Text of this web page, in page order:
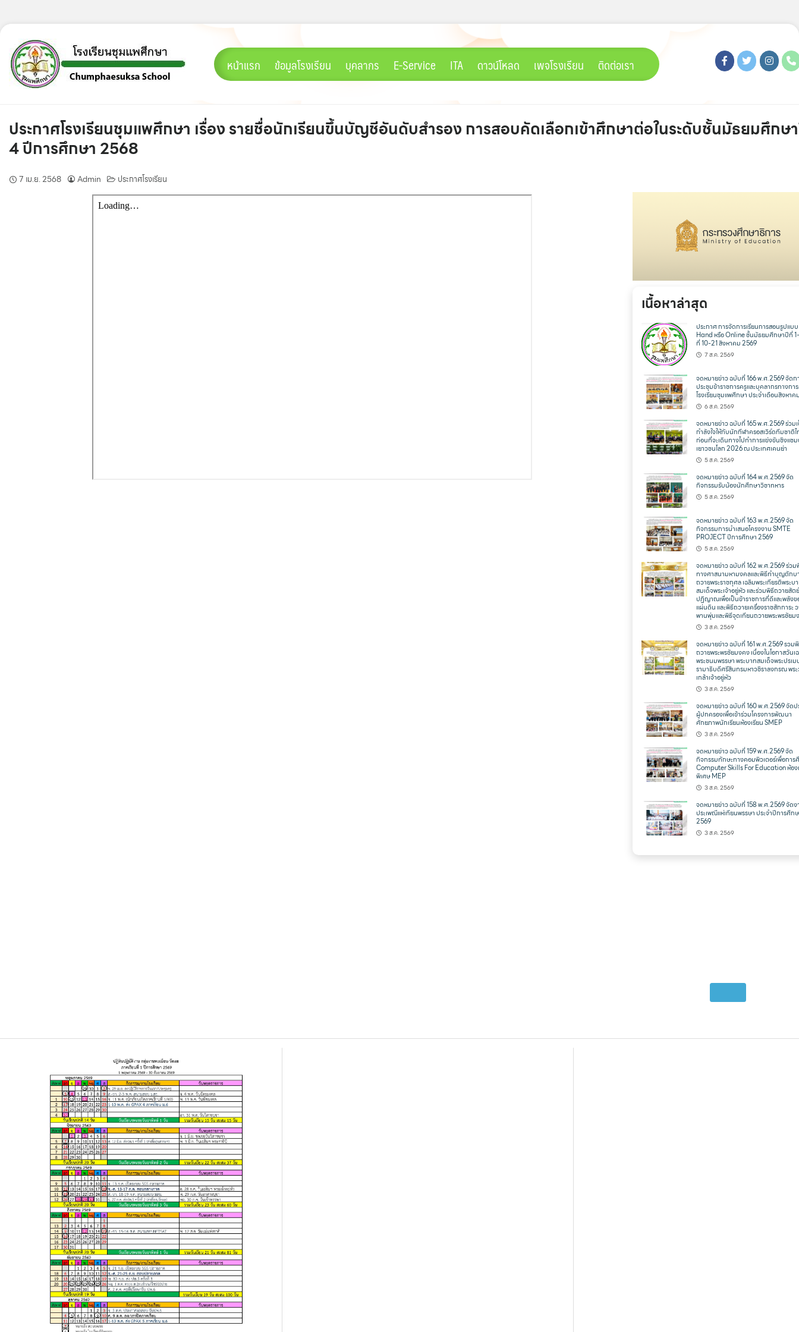
content
หน้าแรก ข้อมูลโรงเรียน บุคลากร E-Service ITA ดาวน์โหลด เพจโรงเรียน ติดต่อเรา
ประกาศโรงเรียนชุมแพศึกษา เรื่อง รายชื่อนักเรียนขึ้นบัญชีอันดับสำรอง การสอบคัดเลือกเข้าศึกษาต่อในระดับชั้นมัธยมศึกษ
4 ปีการศึกษา 2568
7 เม.ย. 2568 Admin ประกาศโรงเรียน
เนื้อหาล่าสุด
ประกาศ การจัดการเรียนการสอนรูปแบ
Hand หรือ Online ชั้นมัธยมศึกษาปีที่
ที่ 10-21 สิงหาคม 2569
7 ส.ค. 2569
จดหมายข่าว ฉบับที่ 166 พ.ศ.2569 จัดก
ประชุมข้าราชการครูและบุคลากรทางกา
โรงเรียนชุมแพศึกษา ประจำเดือนสิงหาค
6 ส.ค. 2569
จดหมายข่าว ฉบับที่ 165 พ.ศ.2569 ร่วม
กำลังใจให้กับนักกีฬาครอสเวิร์ดทีมชาติ
ก่อนที่จะเดินทางไปทำการแข่งขันชิงแช
เยาวชนโลก 2026 ณ ประเทศเคนย่า
5 ส.ค. 2569
จดหมายข่าว ฉบับที่ 164 พ.ศ.2569 จัด
กิจกรรมรับน้องนักศึกษาวิชาทหาร
5 ส.ค. 2569
จดหมายข่าว ฉบับที่ 163 พ.ศ.2569 จัด
กิจกรรมการนำเสนอโครงงาน SMTE
PROJECT ปีการศึกษา 2569
5 ส.ค. 2569
จดหมายข่าว ฉบับที่ 162 พ.ศ.2569 ร่วม
ทางศาสนามหามงคลและพิธีทำบุญตักบ
ถวายพระราชกุศล เฉลิมพระเกียรติพระบ
สมเด็จพระเจ้าอยู่หัว และร่วมพิธีถวายสัต
ปฏิญาณเพื่อเป็นข้าราชการที่ดีและพลังข
แผ่นดิน และพิธีถวายเครื่องราชสักการะ
พานพุ่มและพิธีจุดเทียนถวายพระพรชัยม
3 ส.ค. 2569
จดหมายข่าว ฉบับที่ 161 พ.ศ.2569 รวม
ถวายพระพรชัยมงคง เนื่องในโอกาสวันเ
พระชนมพรรษา พระบาทสมเด็จพระปรเ
รามาธิบดีศรีสินทรมหาวชิราลงกรณ พร
เกล้าเจ้าอยู่หัว
3 ส.ค. 2569
จดหมายข่าว ฉบับที่ 160 พ.ศ.2569 จัดป
ผู้ปกครองเพื่อเข้าร่วมโครงการพัฒนา
ศักยภาพนักเรียนห้องเรียน SMEP
3 ส.ค. 2569
จดหมายข่าว ฉบับที่ 159 พ.ศ.2569 จัด
กิจกรรมทักษะทางคอมพิวเตอร์เพื่อการ
Computer Skills For Education ห้อง
พิเศษ MEP
3 ส.ค. 2569
จดหมายข่าว ฉบับที่ 158 พ.ศ.2569 จัดง
ประเพณีแห่เทียนพรรษา ประจำปีการศึก
2569
3 ส.ค. 2569